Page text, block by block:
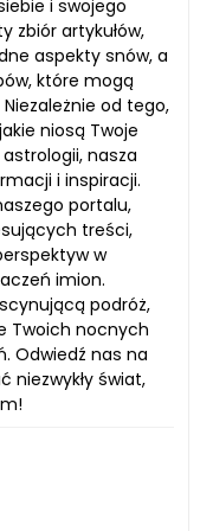
i swojego
zbiór artykułów,
aspekty snów, a
które mogą
od tego,
niosą Twoje
nasza
i inspiracji.
portalu,
treści,
w
imion.
podróż,
Twoich nocnych
Odwiedź nas na
niezwykły świat,